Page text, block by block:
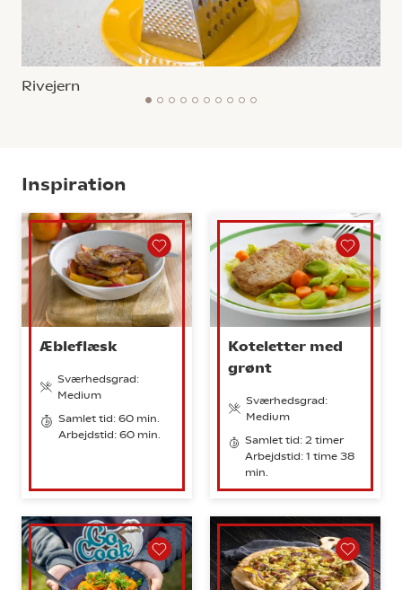
Rivejern
1 2 3 4 5 6 7 8 9 10
Inspiration
Æbleflæsk
Sværhedsgrad:
Medium
Samlet tid: 60 min.
Arbejdstid: 60 min.
Koteletter med
grønt
Sværhedsgrad:
Medium
Samlet tid: 2 timer
Arbejdstid: 1 time 38
min.